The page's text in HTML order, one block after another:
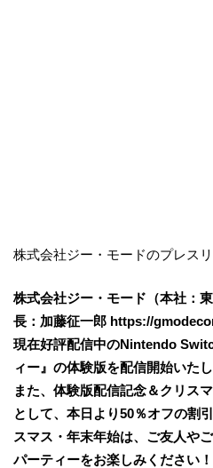
株式会社ジー・モードのプレス
株式会社ジー・モード（本社：
長：加藤征一郎 https://
現在好評配信中のNintendo
ィー』の体験版を配信開始いたし
また、体験版配信記念＆クリス
として、本日より50％オフの割
スマス・年末年始は、ご友人や
パーティーをお楽しみください！